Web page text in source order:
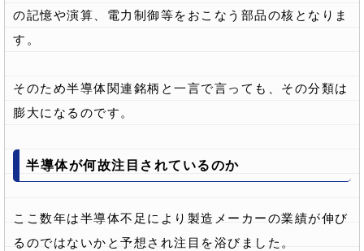
の記憶や演算、電力制御等をおこなう部品の核となりま
す。
そのため半導体関連銘柄と一言で言っても、その分類は
膨大になるのです。
半導体が何故注目されているのか
ここ数年は半導体不足により製造メーカーの業績が伸び
るのではないかと予想され注目を浴びました。